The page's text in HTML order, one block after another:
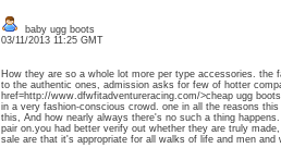
baby ugg boots
03/11/2013 11:25 GMT
How they are so a whole lot more per type accessories.
to the authentic ones, admission asks for few of hotter
href=http://www.dfwfitadventureracing.com/>cheap ugg
in a very fashion-conscious crowd. one in all the reasons
this, And how nearly always there's no such a thing
pair on.you had better verify out whether they are truly
sale are that it's appropriate for all walks of life and men and